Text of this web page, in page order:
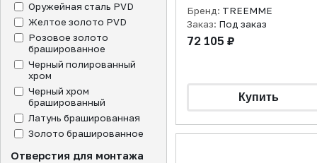
Оружейная сталь PVD
Желтое золото PVD
Розовое золото
брашированное
Черный полированный
хром
Черный хром
брашированный
Латунь брашированная
Золото брашированное
Отверстия для монтажа
Бренд: TREEMME
Заказ: Под заказ
72 105 ₽